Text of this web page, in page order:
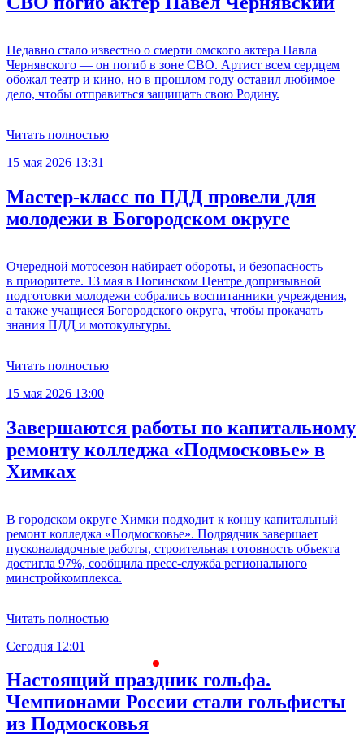
Недавно стало известно о смерти омского актера Павла
Чернявского — он погиб в зоне СВО. Артист всем сердцем
обожал театр и кино, но в прошлом году оставил любимое
дело, чтобы отправиться защищать свою Родину.
Читать полностью
15 мая 2026 13:31
Мастер‑класс по ПДД провели для
молодежи в Богородском округе
Очередной мотосезон набирает обороты, и безопасность —
в приоритете. 13 мая в Ногинском Центре допризывной
подготовки молодежи собрались воспитанники учреждения,
а также учащиеся Богородского округа, чтобы прокачать
знания ПДД и мотокультуры.
Читать полностью
15 мая 2026 13:00
Завершаются работы по капитальному
ремонту колледжа «Подмосковье» в
Химках
В городском округе Химки подходит к концу капитальный
ремонт колледжа «Подмосковье». Подрядчик завершает
пусконаладочные работы, строительная готовность объекта
достигла 97%, сообщила пресс-служба регионального
минстройкомплекса.
Читать полностью
Сегодня 12:01
Настоящий праздник гольфа.
Чемпионами России стали гольфисты
из Подмосковья